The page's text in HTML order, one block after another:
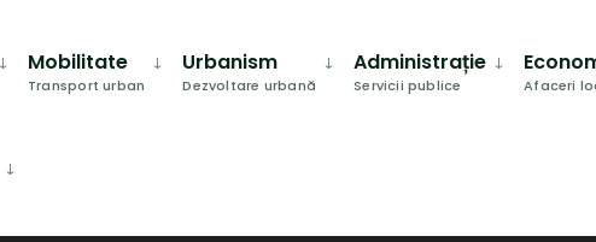
Mobilitate
Transport urban
Urbanism
Dezvoltare urbană
Administrație
Servicii publice Afaceri